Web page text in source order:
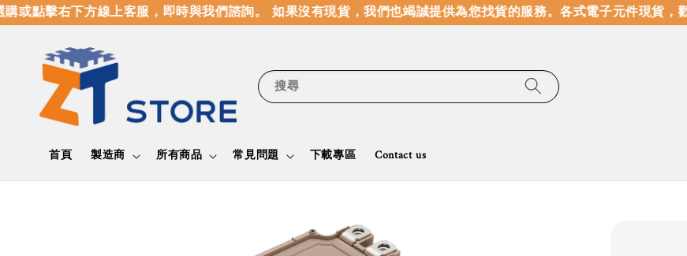
點擊右下方線上客服，即時與我們諮詢。 如果沒有現貨，我們也竭誠提供為您找貨的服務。各式電子元件現貨，歡
搜尋
首頁 製造商 所有商品 常見問題 下載專區 Contact us